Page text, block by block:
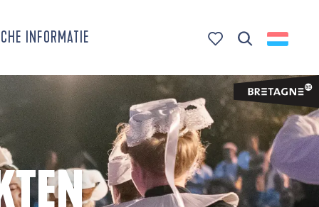
INFORMATIE